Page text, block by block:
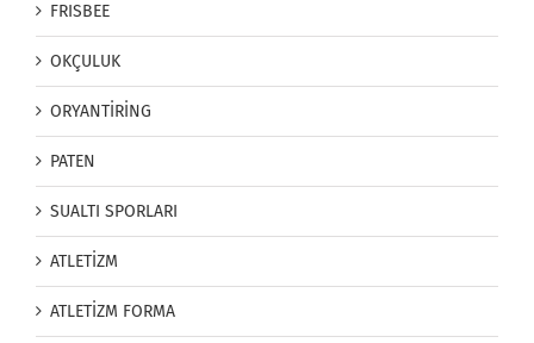
FRISBEE
OKÇULUK
ORYANTİRİNG
PATEN
SUALTI SPORLARI
ATLETİZM
ATLETİZM FORMA